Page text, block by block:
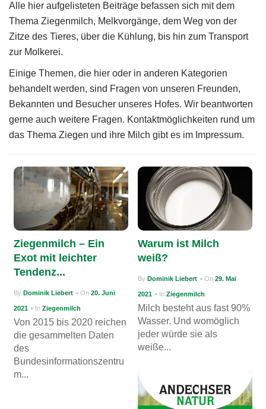
a
n
Alle hier aufgelisteten Beiträge befassen sich mit dem
Thema Ziegenmilch, Melkvorgänge, dem Weg von der
Zitze des Tieres, über die Kühlung, bis hin zum Transport
zur Molkerei.
Einige Themen, die hier oder in anderen Kategorien
behandelt werden, sind Fragen von unseren Freunden,
Bekannten und Besucher unseres Hofes. Wir beantworten
gerne auch weitere Fragen. Kontaktmöglichkeiten rund um
das Thema Ziegen und ihre Milch gibt es im Impressum.
Ziegenmilch – Ein
Exot mit leichter
Tendenz...
By Dominik Liebert • On20. Juni
2021 • InZiegenmilch
Von 2015 bis 2020 reichen
die gesammelten Daten
des
Bundesinformationszentru
m...
Warum ist Milch
weiß?
By Dominik Liebert • On29. Mai
2021 • InZiegenmilch
Milch besteht aus fast 90%
Wasser. Und womöglich
jeder würde sie als
weiße...
Posts
navigation